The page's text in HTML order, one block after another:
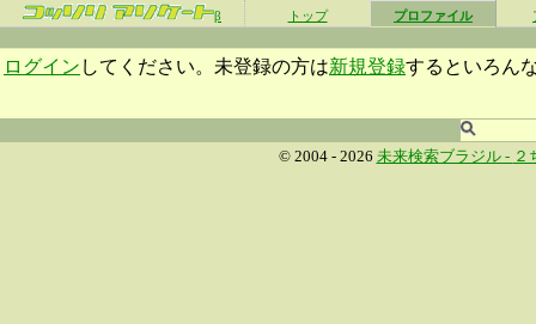
β トップ プロファイル
ログイン してください。未登録の方は新規登録するといろん
© 2004 - 2026 未来検索ブラジル - ２